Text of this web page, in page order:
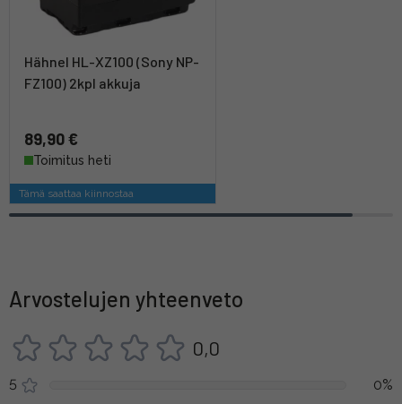
Hähnel HL-XZ100 (Sony NP-
FZ100) 2kpl akkuja
89,90 €
Toimitus heti
Tämä saattaa kiinnostaa
Arvostelujen yhteenveto
0,0
5 0%